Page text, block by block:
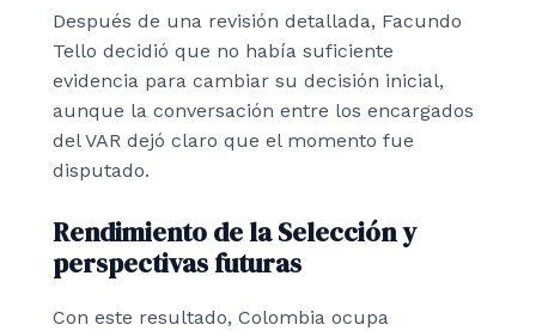
Después de una revisión detallada, Facundo
Tello decidió que no había suficiente
evidencia para cambiar su decisión inicial,
aunque la conversación entre los encargados
del VAR dejó claro que el momento fue
disputado.
Rendimiento de la Selección y
perspectivas futuras
Con este resultado, Colombia ocupa